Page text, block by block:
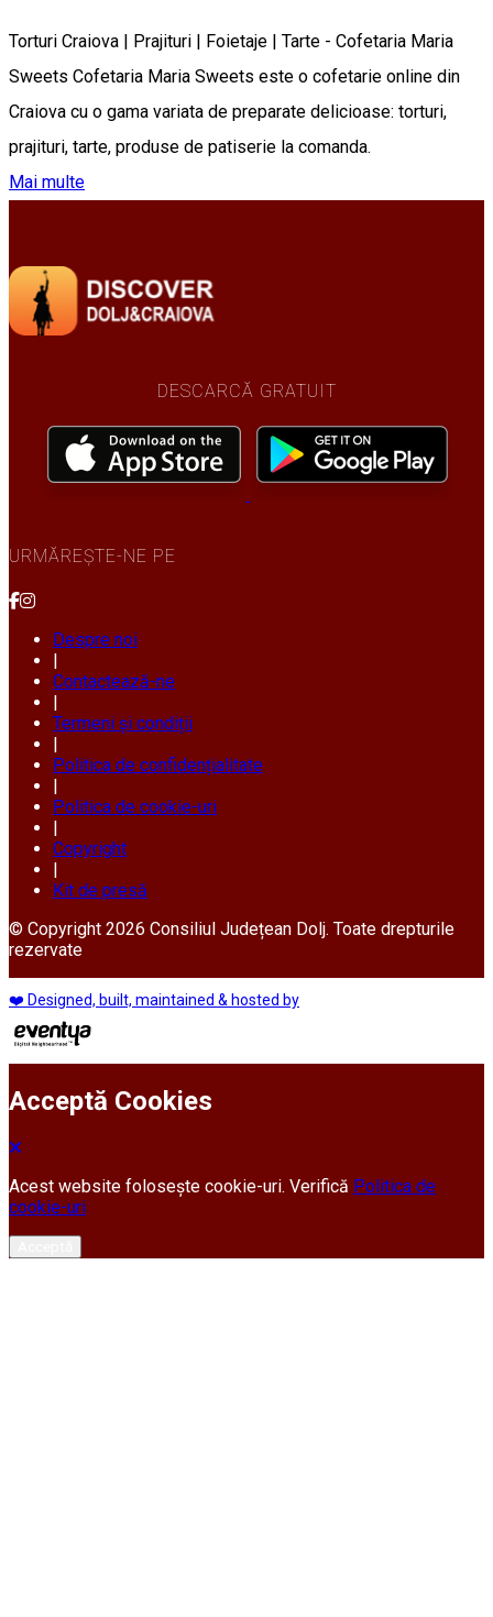
Torturi Craiova | Prajituri | Foietaje | Tarte - Cofetaria Maria
Sweets Cofetaria Maria Sweets este o cofetarie online din
Craiova cu o gama variata de preparate delicioase: torturi,
prajituri, tarte, produse de patiserie la comanda.
Mai multe
DESCARCĂ GRATUIT
URMĂREȘTE-NE PE
Despre noi
|
Contactează-ne
|
Termeni și condiții
|
Politica de confidențialitate
|
Politica de cookie-uri
|
Copyright
|
Kit de presă
© Copyright 2026 Consiliul Județean Dolj. Toate drepturile
rezervate
❤️ Designed, built, maintained & hosted by
Acceptă Cookies
Acest website folosește cookie-uri. Verifică Politica de
cookie-uri